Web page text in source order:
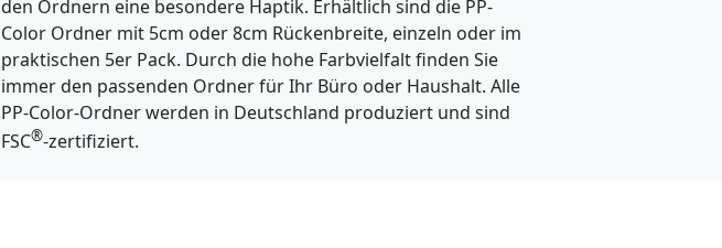
den Ordnern eine besondere Haptik. Erhältlich sind die PP-
Color Ordner mit 5cm oder 8cm Rückenbreite, einzeln oder im
praktischen 5er Pack. Durch die hohe Farbvielfalt finden Sie
immer den passenden Ordner für Ihr Büro oder Haushalt. Alle
PP-Color-Ordner werden in Deutschland produziert und sind
FSC®-zertifiziert.